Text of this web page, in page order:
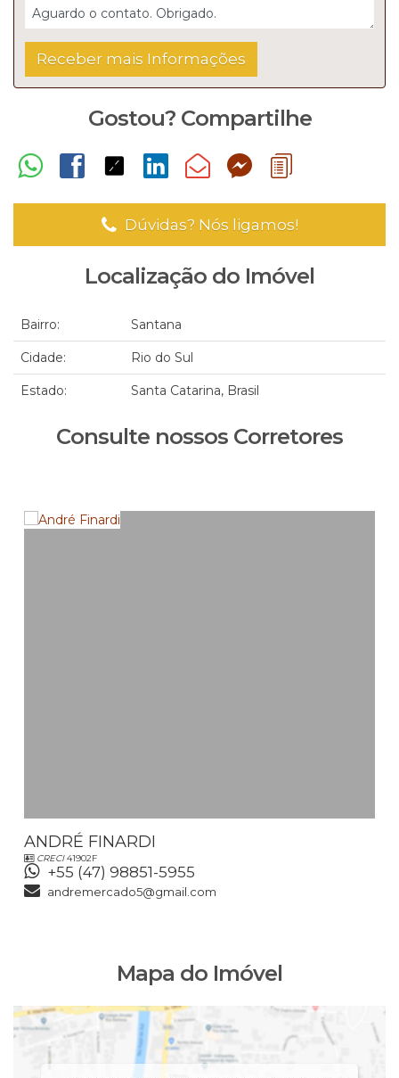
Gostou? Compartilhe
Dúvidas? Nós ligamos!
Localização do Imóvel
Bairro: Santana
Cidade: Rio do Sul
Estado: Santa Catarina, Brasil
Consulte nossos Corretores
ANDRÉ FINARDI
CRECI41902F
+55 (47) 98851-5955
andremercado5@gmail.com
Mapa do Imóvel